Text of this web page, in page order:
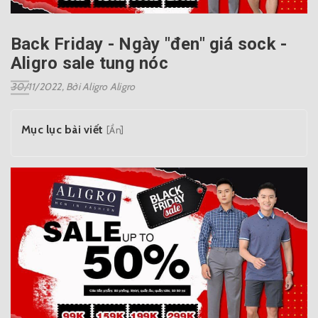
Back Friday - Ngày "đen" giá sock -
Aligro sale tung nóc
30/11/2022, Bởi Aligro Aligro
Mục lục bài viết [Ẩn]